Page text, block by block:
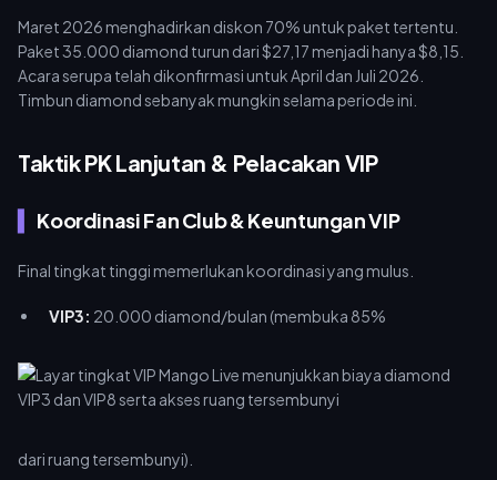
Maret 2026 menghadirkan diskon 70% untuk paket tertentu.
Paket 35.000 diamond turun dari $27,17 menjadi hanya $8,15.
Acara serupa telah dikonfirmasi untuk April dan Juli 2026.
Timbun diamond sebanyak mungkin selama periode ini.
Taktik PK Lanjutan & Pelacakan VIP
Koordinasi Fan Club & Keuntungan VIP
Final tingkat tinggi memerlukan koordinasi yang mulus.
VIP3: 20.000 diamond/bulan (membuka 85%
dari ruang tersembunyi).